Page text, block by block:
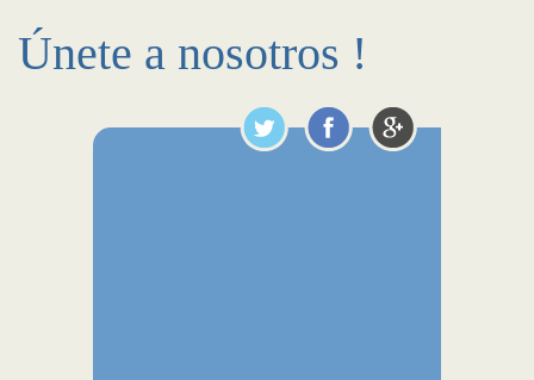
Únete a nosotros !